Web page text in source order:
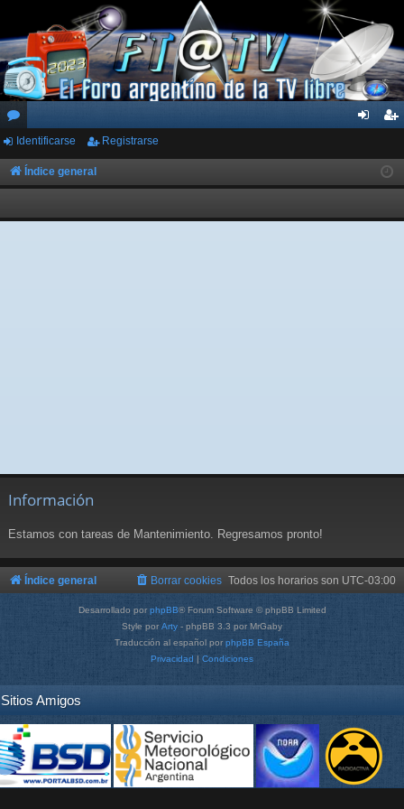
or
os
ar
ist
rs
Identificarse Registrarse
Índice general
Información
Estamos con tareas de Mantenimiento. Regresamos pronto!
Índice general Todos los horarios son UTC-03:00
Borrar cookies
Desarrollado por phpBB® Forum Software © phpBB Limited
Style por Arty - phpBB 3.3 por MrGaby
Traducción al español por phpBB España
Privacidad | Condiciones
Sitios Amigos